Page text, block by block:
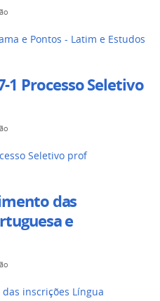
e Pontos - Latim e Estudos
1 Processo Seletivo
Seletivo prof
das
e
inscrições Língua